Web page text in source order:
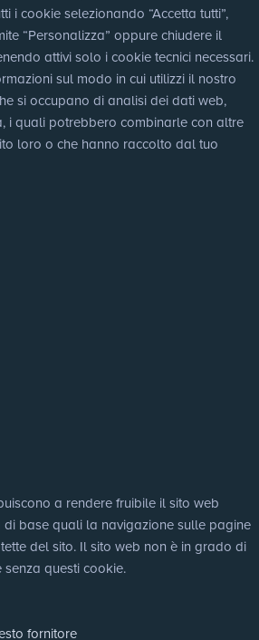
i cookie selezionando “Accetta tutti”,
“Personalizza” oppure chiudere il
attivi solo i cookie tecnici necessari.
sul modo in cui utilizzi il nostro
si occupano di analisi dei dati web,
i quali potrebbero combinarle con altre
loro o che hanno raccolto dal tuo
a rendere fruibile il sito web
base quali la navigazione sulle pagine
del sito. Il sito web non è in grado di
questi cookie.
fornitore